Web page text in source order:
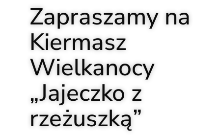
Zapraszamy na
Kiermasz
Wielkanocy
„Jajeczko z
rzeżuszką”